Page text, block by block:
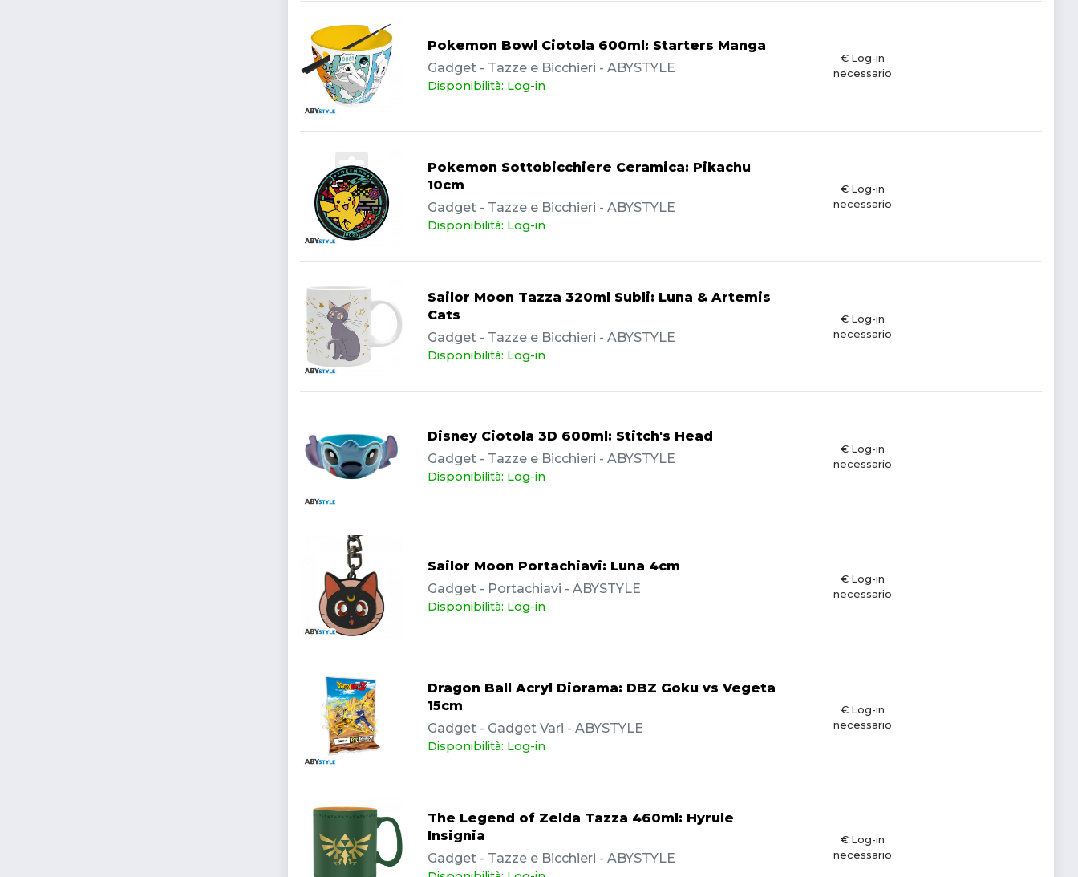
Pokemon Bowl Ciotola 600ml: Starters Manga
Gadget - Tazze e Bicchieri - ABYSTYLE
Disponibilità: Log-in
€ Log-in
necessario
Pokemon Sottobicchiere Ceramica: Pikachu
10cm
Gadget - Tazze e Bicchieri - ABYSTYLE
Disponibilità: Log-in
€ Log-in
necessario
Sailor Moon Tazza 320ml Subli: Luna & Artemis
Cats
Gadget - Tazze e Bicchieri - ABYSTYLE
Disponibilità: Log-in
€ Log-in
necessario
Disney Ciotola 3D 600ml: Stitch's Head
Gadget - Tazze e Bicchieri - ABYSTYLE
Disponibilità: Log-in
€ Log-in
necessario
Sailor Moon Portachiavi: Luna 4cm
Gadget - Portachiavi - ABYSTYLE
Disponibilità: Log-in
€ Log-in
necessario
Dragon Ball Acryl Diorama: DBZ Goku vs Vegeta
15cm
Gadget - Gadget Vari - ABYSTYLE
Disponibilità: Log-in
€ Log-in
necessario
The Legend of Zelda Tazza 460ml: Hyrule
Insignia
Gadget - Tazze e Bicchieri - ABYSTYLE
€ Log-in
necessario